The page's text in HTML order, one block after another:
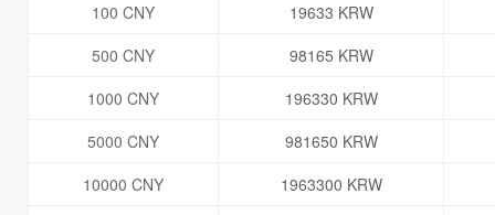
100 CNY
19633 KRW
500 CNY
98165 KRW
1000 CNY
196330 KRW
5000 CNY
981650 KRW
10000 CNY
1963300 KRW